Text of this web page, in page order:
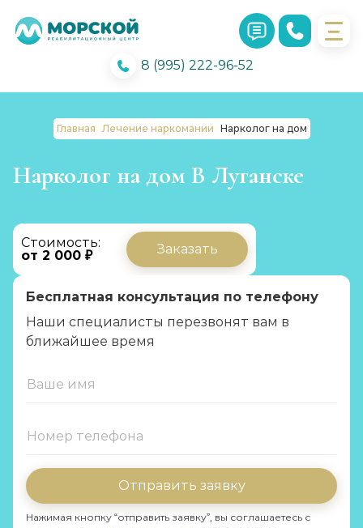
8 (995) 222-96-52
Главная Лечение наркомании Нарколог на дом
Нарколог на дом В Луганске
Стоимость:
от 2 000 ₽
Заказать
Бесплатная консультация по телефону
Наши специалисты перезвонят вам в
ближайшее время
Отправить заявку
Нажимая кнопку “отправить заявку”, вы соглашаетесь с